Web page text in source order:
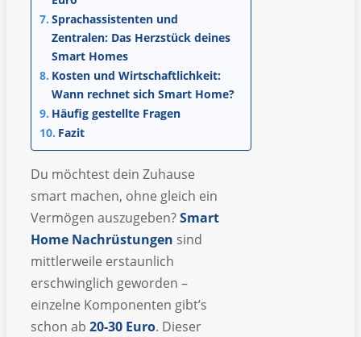
Sprachassistenten und
Zentralen: Das Herzstück deines
Smart Homes
Kosten und Wirtschaftlichkeit:
Wann rechnet sich Smart Home?
Häufig gestellte Fragen
Fazit
Du möchtest dein Zuhause
smart machen, ohne gleich ein
Vermögen auszugeben?Smart
Home Nachrüstungen sind
mittlerweile erstaunlich
erschwinglich geworden –
einzelne Komponenten gibt’s
schon ab 20-30 Euro. Dieser